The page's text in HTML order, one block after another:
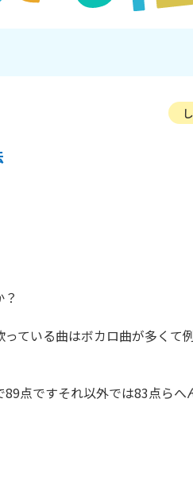
ている曲はボカロ曲が多くて
点ですそれ以外では83点らへ